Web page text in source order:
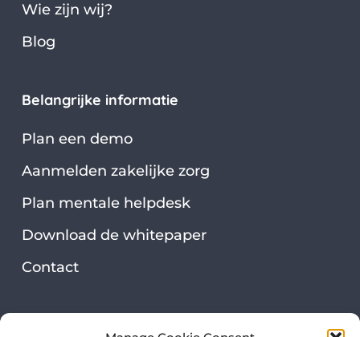
Wie zijn wij?
Blog
Belangrijke informatie
Plan een demo
Aanmelden zakelijke zorg
Plan mentale helpdesk
Download de whitepaper
Contact